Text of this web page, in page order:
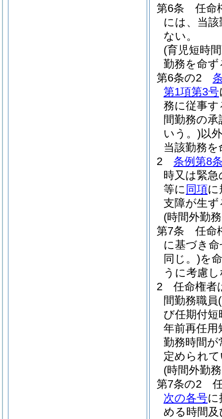
第6条
任命
には、当
ない。
(育児短時
勤務を命
第6条の2
第1項第3号
務に従事
間勤務の
いう。)以
当該勤務
2
条例第8
時又は緊
等に 同項
支障が生
(時間外勤
第7条
任命
に基づき
同じ。)を
うに考慮
2
任命権者
間勤務職員
び任期付
年前再任用
勤務時間
定められ
(時間外勤
第7条の2
次の各号
める時間